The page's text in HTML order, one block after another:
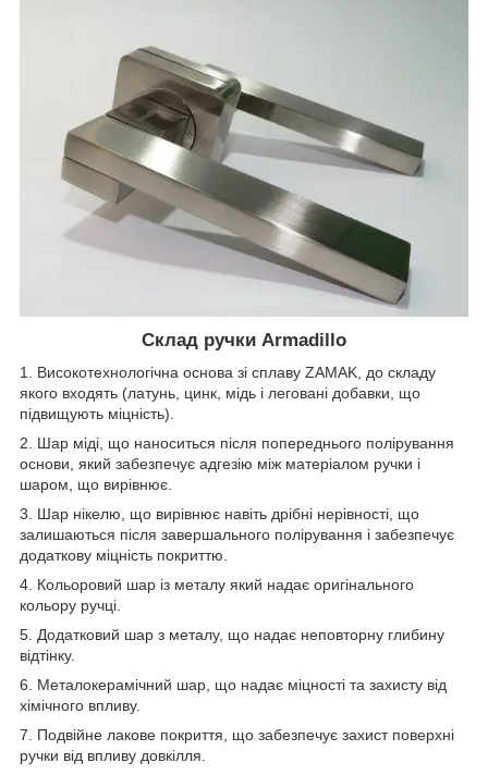
Склад ручки Armadillo
1. Високотехнологічна основа зі сплаву ZAMAK, до складу
якого входять (латунь, цинк, мідь і леговані добавки, що
підвищують міцність).
2. Шар міді, що наноситься після попереднього полірування
основи, який забезпечує адгезію між матеріалом ручки і
шаром, що вирівнює.
3. Шар нікелю, що вирівнює навіть дрібні нерівності, що
залишаються після завершального полірування і забезпечує
додаткову міцність покриттю.
4. Кольоровий шар із металу який надає оригінального
кольору ручці.
5. Додатковий шар з металу, що надає неповторну глибину
відтінку.
6. Металокерамічний шар, що надає міцності та захисту від
хімічного впливу.
7. Подвійне лакове покриття, що забезпечує захист поверхні
ручки від впливу довкілля.